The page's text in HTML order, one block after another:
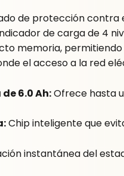
de protección
de carga de 4
memoria,
el acceso a la red
6.0 Ah:Ofrece hasta
Chip inteligente que
instantánea del